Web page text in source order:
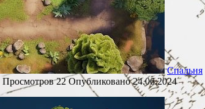
Спальня
Просмотров 22 Опубликовано 24.06.2024